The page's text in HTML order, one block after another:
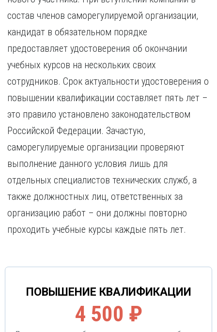
Калининград
Калуга
Кемерово
Краснодар
Красноярск
Курск
Л
Липецк
М
Магнитогорск
Махачкала
Нижний Новгород
Нижний Тагил
Тюмень
У
Улан-Удэ
Ульяновск
Уфа
Х
Хабаровск
Ч
Чебоксары
Череповец
Чита
Я
Ярославль
состав членов саморегулируемой организации,
кандидат в обязательном порядке
предоставляет удостоверения об окончании
учебных курсов на нескольких своих
сотрудников. Срок актуальности удостоверения о
повышении квалификации составляет пять лет –
это правило установлено законодательством
Российской Федерации. Зачастую,
саморегулируемые организации проверяют
выполнение данного условия лишь для
отдельных специалистов технических служб, а
также должностных лиц, ответственных за
организацию работ – они должны повторно
проходить учебные курсы каждые пять лет.
ПОВЫШЕНИЕ КВАЛИФИКАЦИИ
4 500 ₽